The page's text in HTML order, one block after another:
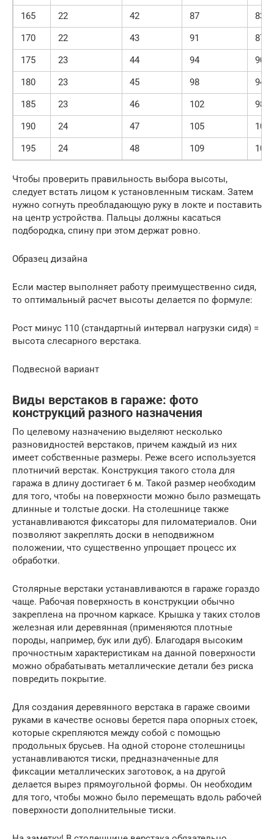
165 22 42 87
83
170
22 43 91
87
175
23 44 94
90
180
23 45 98
94
185
23 46 102
98
190
24 47 105
101
195
24 48 109 105
Чтобы проверить правильность выбора высоты,
следует встать лицом к установленным тискам. Затем
нужно согнуть преобладающую руку в локте и поставить
на центр устройства. Пальцы должны касаться
подбородка, спину при этом держат ровно.
Образец дизайна
Если мастер выполняет работу преимущественно сидя,
то оптимальный расчет высоты делается по формуле:
Рост минус 110 (стандартный интервал нагрузки сидя) =
высота слесарного верстака.
Подвесной вариант
Виды верстаков в гараже: фото
конструкций разного назначения
По целевому назначению выделяют несколько
разновидностей верстаков, причем каждый из них
имеет собственные размеры. Реже всего используется
плотничий верстак. Конструкция такого стола для
гаража в длину достигает 6 м. Такой размер необходим
для того, чтобы на поверхности можно было размещать
длинные и толстые доски. На столешнице также
устанавливаются фиксаторы для пиломатериалов. Они
позволяют закреплять доски в неподвижном
положении, что существенно упрощает процесс их
обработки.
Столярные верстаки устанавливаются в гараже гораздо
чаще. Рабочая поверхность в конструкции обычно
закреплена на прочном каркасе. Крышка у таких столов
железная или деревянная (применяются плотные
породы, например, бук или дуб). Благодаря высоким
прочностным характеристикам на данной поверхности
можно обрабатывать металлические детали без риска
повредить покрытие.
Для создания деревянного верстака в гараже своими
руками в качестве основы берется пара опорных стоек,
которые скрепляются между собой с помощью
продольных брусьев. На одной стороне столешницы
устанавливаются тиски, предназначенные для
фиксации металлических заготовок, а на другой
делается вырез прямоугольной формы. Он необходим
для того, чтобы можно было перемещать вдоль рабочей
поверхности дополнительные тиски.